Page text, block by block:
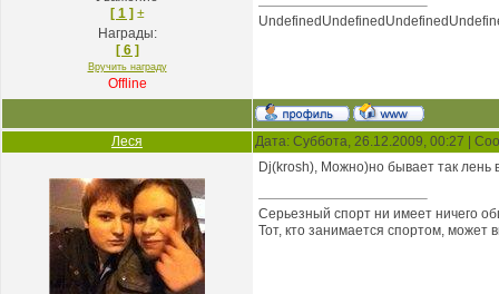
[ 1 ] ±
Награды:
[ 6 ]
Вручить награду
Offline
Леся Дата: Суббота, 26.12.2009, 00:27 |
Dj(krosh), Можно)но бывает так лень
Серьезный спорт ни имеет ничего
Тот, кто занимается спортом, может